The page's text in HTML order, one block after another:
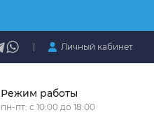
Личный кабинет
Режим работы
пн-пт: с 10:00 до 18:00